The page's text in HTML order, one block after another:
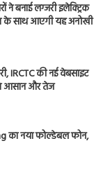
ने बनाई लग्जरी इलेक्ट्रिक
के साथ आएगी यह अनोखी
IRCTC की नई वेबसाइट
आसान और तेज
का नया फोल्डेबल फोन,